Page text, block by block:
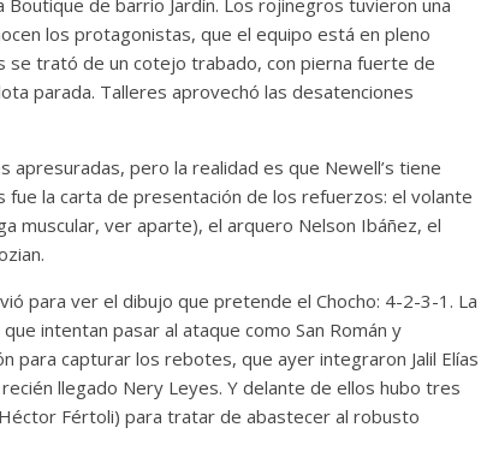
de barrio Jardín. Los rojinegros tuvieron una
los protagonistas, que el equipo está en pleno
se trató de un cotejo trabado, con pierna fuerte de
parada. Talleres aprovechó las desatenciones
apresuradas, pero la realidad es que Newell’s tiene
fue la carta de presentación de los refuerzos: el volante
muscular, ver aparte), el arquero Nelson Ibáñez, el
para ver el dibujo que pretende el Chocho: 4-2-3-1. La
intentan pasar al ataque como San Román y
para capturar los rebotes, que ayer integraron Jalil Elías
llegado Nery Leyes. Y delante de ellos hubo tres
Fértoli) para tratar de abastecer al robusto